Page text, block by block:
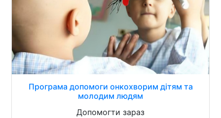
Програма допомоги онкохворим дітям та
молодим людям
Допомогти зараз